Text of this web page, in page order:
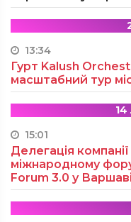
13:34
Гурт Kalush
масштабний тур
15:01
Делегація
міжнародному
Forum 3.0 у Варшаві